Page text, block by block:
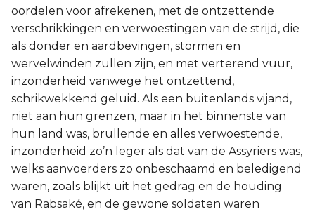
oordelen voor afrekenen, met de ontzettende
verschrikkingen en verwoestingen van de strijd, die
als donder en aardbevingen, stormen en
wervelwinden zullen zijn, en met verterend vuur,
inzonderheid vanwege het ontzettend,
schrikwekkend geluid. Als een buitenlands vijand,
niet aan hun grenzen, maar in het binnenste van
hun land was, brullende en alles verwoestende,
inzonderheid zo’n leger als dat van de Assyriërs was,
welks aanvoerders zo onbeschaamd en beledigend
waren, zoals blijkt uit het gedrag en de houding
van Rabsaké, en de gewone soldaten waren